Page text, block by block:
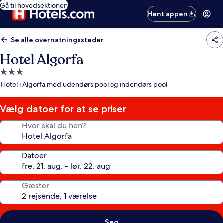
Gå til hovedsektionen
Hent appen
Se alle overnatningssteder
Hotel Algorfa
3.0-
stjernet
Hotel i Algorfa med udendørs pool og indendørs pool
Vælg datoer for at se priser
Hvor skal du hen?
Datoer
Gæster